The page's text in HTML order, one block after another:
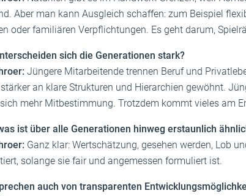
Aber man kann Ausgleich schaffen: zum Beispiel
oder familiären Verpflichtungen. Es geht darum,
sich die Generationen stark?
Jüngere Mitarbeitende trennen Beruf und
an klare Strukturen und Hierarchien gewöhnt.
mehr Mitbestimmung. Trotzdem kommt vieles am
ist über alle Generationen hinweg erstaunlich
Ganz klar: Wertschätzung, gesehen werden, Lob
solange sie fair und angemessen formuliert ist.
auch von transparenten